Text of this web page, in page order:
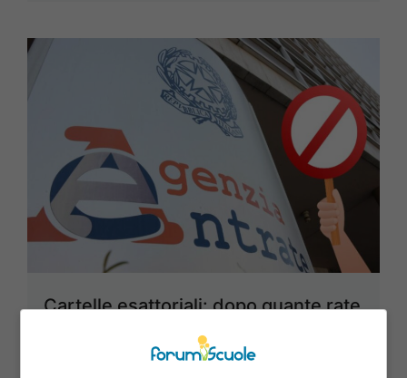
Cartelle esattoriali: dopo quante rate
non pagate decade il piano Agenzia